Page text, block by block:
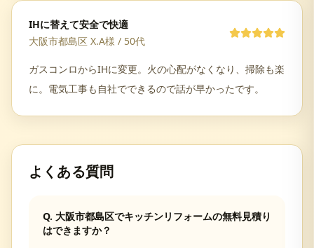
IHに替えて安全で快適
大阪市都島区 X.A様 / 50代
ガスコンロからIHに変更。火の心配がなくなり、掃除も楽
に。電気工事も自社でできるので話が早かったです。
よくある質問
Q. 大阪市都島区でキッチンリフォームの無料見積り
はできますか？